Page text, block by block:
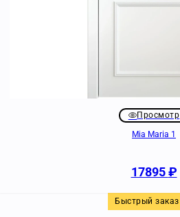
Просмотр
Mia Maria 1
17895₽
Быстрый заказ